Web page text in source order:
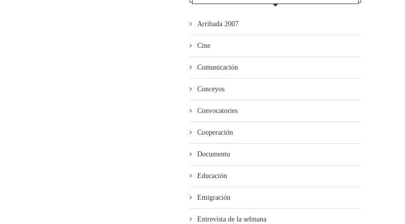
Arribada 2007
Cine
Comunicación
Conceyos
Convocatories
Cooperación
Documentu
Educación
Emigración
Entrevista de la selmana